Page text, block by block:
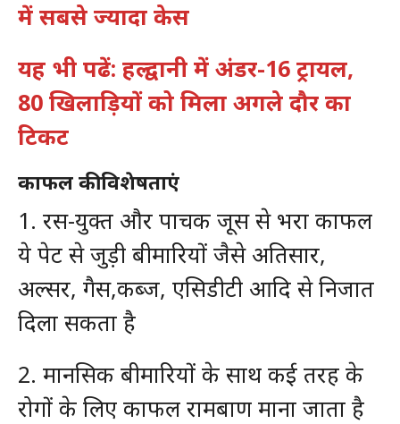
में सबसे ज्यादा केस
यह भी पढें: हल्द्वानी में अंडर-16 ट्रायल,
80 खिलाड़ियों को मिला अगले दौर का
टिकट
काफल की विशेषताएं
1. रस-युक्त और पाचक जूस से भरा काफल
ये पेट से जुड़ी बीमारियों जैसे अतिसार,
अल्सर, गैस,कब्ज, एसिडीटी आदि से निजात
दिला सकता है
2. मानसिक बीमारियों के साथ कई तरह के
रोगों के लिए काफल रामबाण माना जाता है